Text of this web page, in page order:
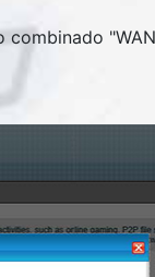
combinado "